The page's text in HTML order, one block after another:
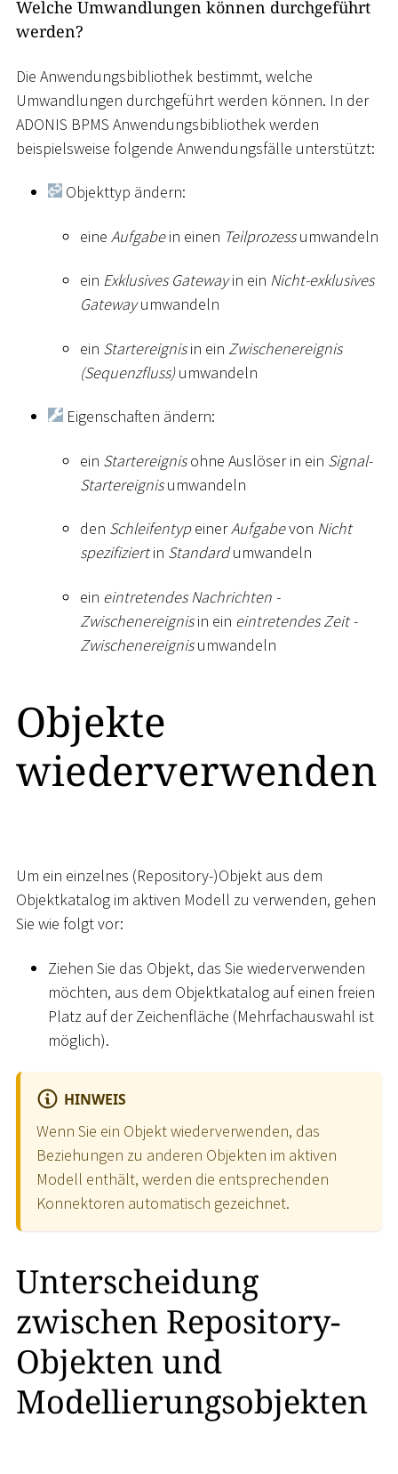
Welche Umwandlungen können durchgeführt
werden?
Die Anwendungsbibliothek bestimmt, welche
Umwandlungen durchgeführt werden können. In der
ADONIS BPMS Anwendungsbibliothek werden
beispielsweise folgende Anwendungsfälle unterstützt:
Objekttyp ändern:
eine Aufgabein einen Teilprozessumwandeln
ein Exklusives Gatewayin ein Nicht-exklusives
Gatewayumwandeln
ein Startereignisin ein Zwischenereignis
(Sequenzfluss)umwandeln
Eigenschaften ändern:
ein Startereignisohne Auslöser in ein Signal-
Startereignisumwandeln
den SchleifentypeinerAufgabevon Nicht
spezifiziertin Standardumwandeln
ein eintretendes Nachrichten -
Zwischenereignisin ein eintretendes Zeit -
Zwischenereignisumwandeln
Objekte
wiederverwenden
Um ein einzelnes (Repository-)Objekt aus dem
Objektkatalog im aktiven Modell zu verwenden, gehen
Sie wie folgt vor:
Ziehen Sie das Objekt, das Sie wiederverwenden
möchten, aus dem Objektkatalog auf einen freien
Platz auf der Zeichenfläche (Mehrfachauswahl ist
möglich).
HINWEIS
Wenn Sie ein Objekt wiederverwenden, das
Beziehungen zu anderen Objekten im aktiven
Modell enthält, werden die entsprechenden
Konnektoren automatisch gezeichnet.
Unterscheidung
zwischen Repository-
Objekten und
Modellierungsobjekten